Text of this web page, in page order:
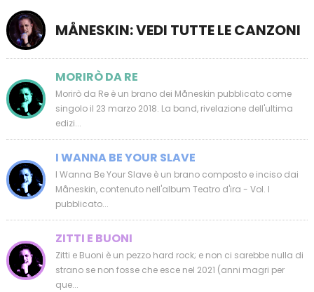
MÅNESKIN: VEDI TUTTE LE CANZONI
MORIRÒ DA RE
Morirò da Re è un brano dei Måneskin pubblicato come
singolo il 23 marzo 2018. La band, rivelazione dell'ultima
edizi...
I WANNA BE YOUR SLAVE
I Wanna Be Your Slave è un brano composto e inciso dai
Måneskin, contenuto nell'album Teatro d'ira - Vol. I
pubblicato...
ZITTI E BUONI
Zitti e Buoni è un pezzo hard rock; e non ci sarebbe nulla di
strano se non fosse che esce nel 2021 (anni magri per
que...